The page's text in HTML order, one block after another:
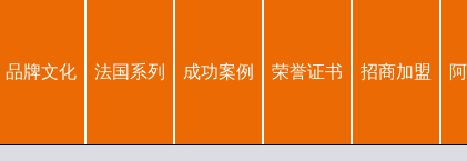
品牌文化 法国系列 成功案例 荣誉证书 招商加盟